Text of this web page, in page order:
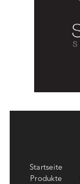
Startseite
Produkte